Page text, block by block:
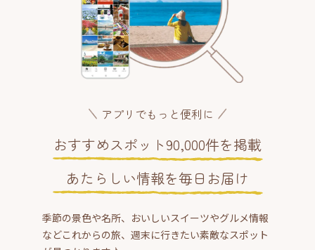
アプリでもっと便利に
おすすめスポット90,000件を掲載
あたらしい情報を毎日お届け
季節の景色や名所、おいしいスイーツやグルメ情報
などこれからの旅、週末に行きたい素敵なスポット